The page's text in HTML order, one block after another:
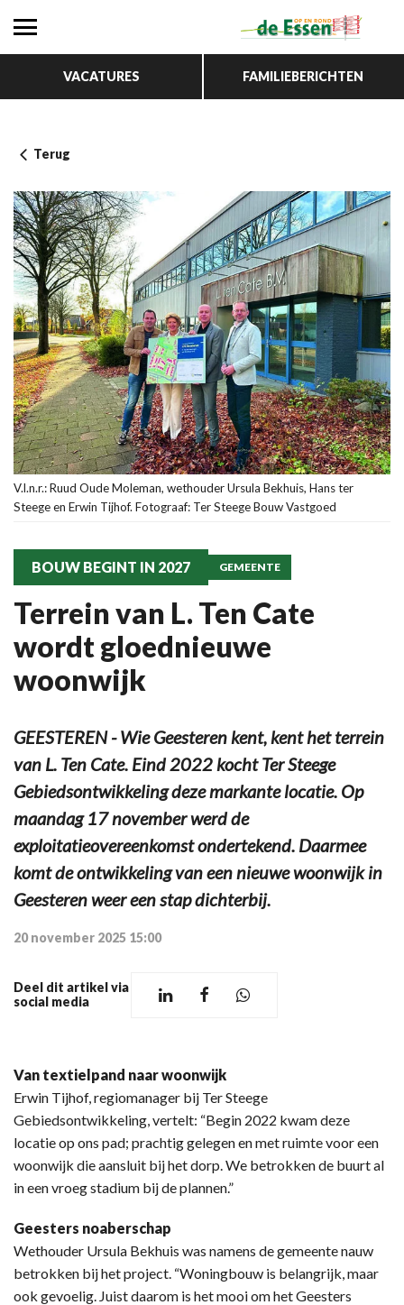
VACATURES FAMILIEBERICHTEN
Terug
V.l.n.r.: Ruud Oude Moleman, wethouder Ursula Bekhuis, Hans ter
Steege en Erwin Tijhof. Fotograaf: Ter Steege Bouw Vastgoed
BOUW BEGINT IN 2027 GEMEENTE
Terrein van L. Ten Cate
wordt gloednieuwe
woonwijk
GEESTEREN - Wie Geesteren kent, kent het terrein
van L. Ten Cate. Eind 2022 kocht Ter Steege
Gebiedsontwikkeling deze markante locatie. Op
maandag 17 november werd de
exploitatieovereenkomst ondertekend. Daarmee
komt de ontwikkeling van een nieuwe woonwijk in
Geesteren weer een stap dichterbij.
20 november 2025 15:00
Deel dit artikel via
social media
Van textielpand naar woonwijk
Erwin Tijhof, regiomanager bij Ter Steege
Gebiedsontwikkeling, vertelt: “Begin 2022 kwam deze
locatie op ons pad; prachtig gelegen en met ruimte voor een
woonwijk die aansluit bij het dorp. We betrokken de buurt al
in een vroeg stadium bij de plannen.”
Geesters noaberschap
Wethouder Ursula Bekhuis was namens de gemeente nauw
betrokken bij het project. “Woningbouw is belangrijk, maar
ook gevoelig. Juist daarom is het mooi om het Geesters